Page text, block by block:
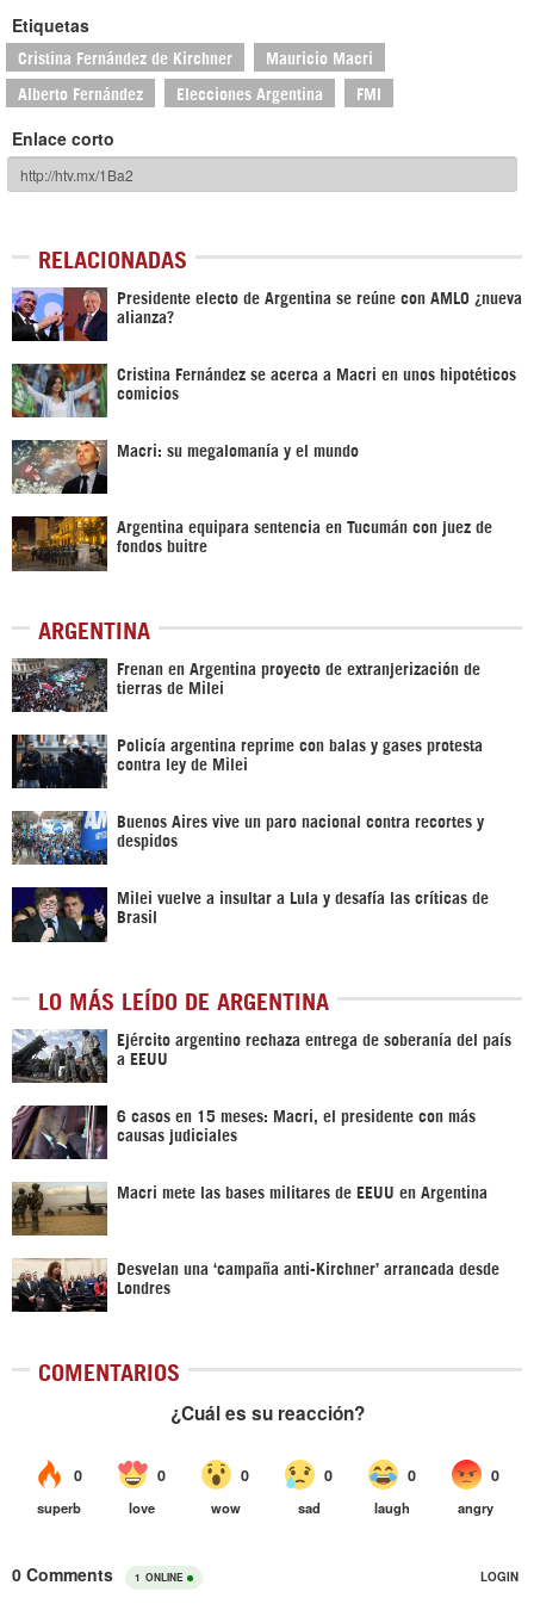
Etiquetas
Cristina Fernández de Kirchner Mauricio Macri
Alberto Fernández Elecciones Argentina FMI
Enlace corto
RELACIONADAS
Presidente electo de Argentina se reúne con AMLO ¿nueva
alianza?
Cristina Fernández se acerca a Macri en unos hipotéticos
comicios
Macri: su megalomanía y el mundo
Argentina equipara sentencia en Tucumán con juez de
fondos buitre
ARGENTINA
Frenan en Argentina proyecto de extranjerización de
tierras de Milei
Policía argentina reprime con balas y gases protesta
contra ley de Milei
Buenos Aires vive un paro nacional contra recortes y
despidos
Milei vuelve a insultar a Lula y desafía las críticas de
Brasil
LO MÁS LEÍDO DE ARGENTINA
Ejército argentino rechaza entrega de soberanía del país
a EEUU
6 casos en 15 meses: Macri, el presidente con más
causas judiciales
Macri mete las bases militares de EEUU en Argentina
Desvelan una ‘campaña anti-Kirchner’ arrancada desde
Londres
COMENTARIOS